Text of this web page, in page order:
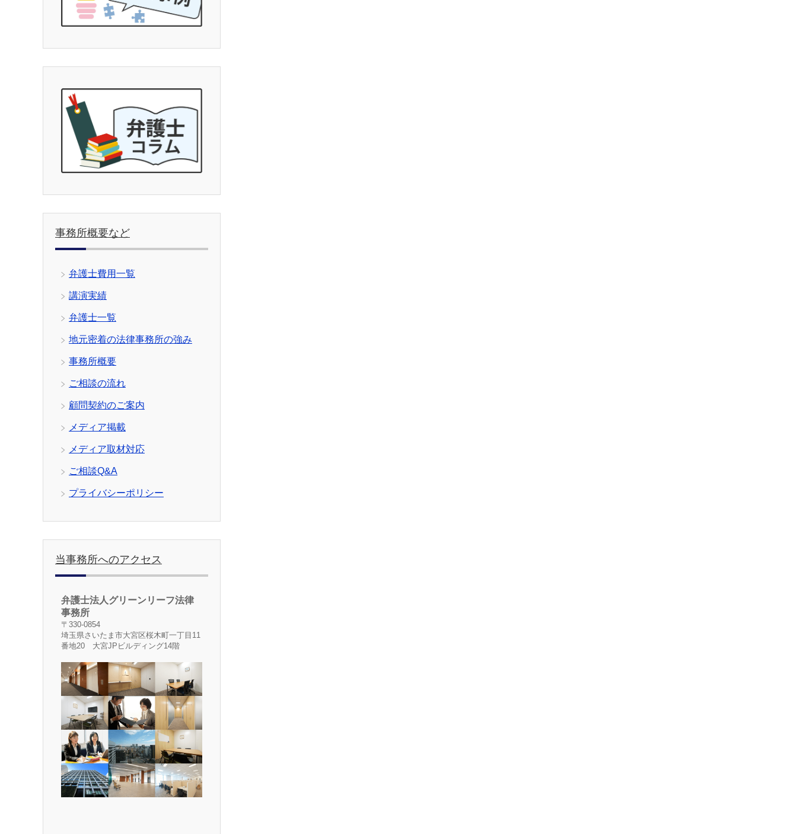
事務所概要など
弁護士費用一覧
講演実績
弁護士一覧
地元密着の法律事務所の強み
事務所概要
ご相談の流れ
顧問契約のご案内
メディア掲載
メディア取材対応
ご相談Q&A
プライバシーポリシー
当事務所へのアクセス
弁護士法人グリーンリーフ法律
事務所
〒330-0854
埼玉県さいたま市大宮区桜木町一丁目11
番地20 大宮JPビルディング14階